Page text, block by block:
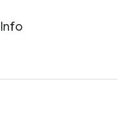
Info